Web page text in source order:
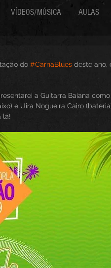
VÍDEOS/MÚSICA AULAS
do #CarnaBlues deste ano,
a Guitarra Baiana
e Uira Nogueira Cairo
lá!